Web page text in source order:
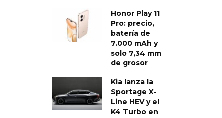
Honor Play 11
Pro: precio,
batería de
7.000 mAh y
solo 7,34 mm
de grosor
Kia lanza la
Sportage X-
Line HEV y el
K4 Turbo en